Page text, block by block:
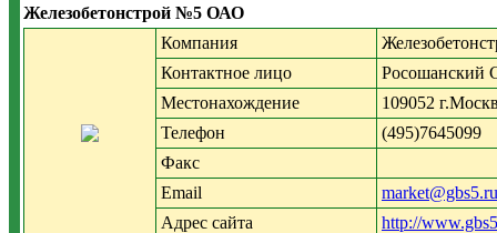
Железобетонстрой №5 ОАО
Компания
Контактное лицо
Росошанский
Местонахождение
109052
Телефон
(495)7645099
Факс
Email
market@gbs5.ru
Адрес сайта
http://